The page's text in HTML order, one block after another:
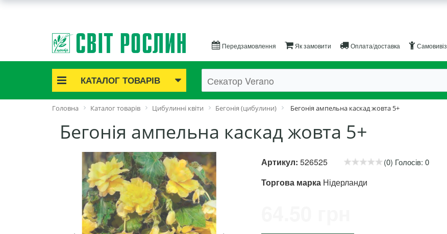
Передзамовлення Як замовити Оплата/доставка Самовивіз
КАТАЛОГ ТОВАРІВ
Акційні товари
Cаджанці троянд
Цибуля та часник
Насіннєва картопля
Насіння і розсада
Саджанці декоративні
Засоби захисту рослин
Добрива
Головна Каталог товарів Цибулинні квіти Бегонія (цибулини) Бегонія ампельна каскад жовта 5+
Бегонія ампельна каскад жовта 5+
Артикул: 526525 (0) Голосів: 0
Торгова марка Нідерланди